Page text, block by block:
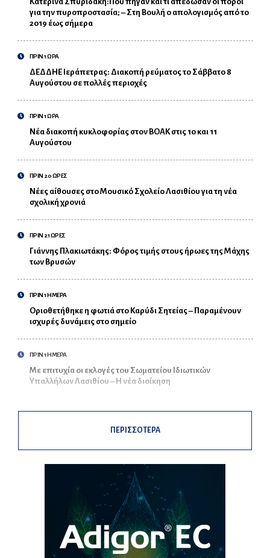
για την πυροπροστασία; – Στη Βουλή ο απολογισμός από το
2019 έως σήμερα
ΠΡΙΝ 1 ΩΡΑ
ΔΕΔΔΗΕ Ιεράπετρας: Διακοπή ρεύματος το Σάββατο 8
Αυγούστου σε πολλές περιοχές
ΠΡΙΝ 1 ΩΡΑ
Νέα διακοπή κυκλοφορίας στον ΒΟΑΚ στις 10 και 11
Αυγούστου
ΠΡΙΝ 20 ΩΡΕΣ
Νέες αίθουσες στο Μουσικό Σχολείο Λασιθίου για τη νέα
σχολική χρονιά
ΠΡΙΝ 21 ΩΡΕΣ
Γιάννης Πλακιωτάκης: Φόρος τιμής στους ήρωες της Μάχης
των Βρυσών
ΠΡΙΝ 1 ΗΜΕΡΑ
Οριοθετήθηκε η φωτιά στο Καρύδι Σητείας – Παραμένουν
ισχυρές δυνάμεις στο σημείο
ΠΡΙΝ 1 ΗΜΕΡΑ
Με επιτυχία οι εκλογές του Σωματείου Ιδιωτικών
Υπαλλήλων Λασιθίου – Η νέα διοίκηση
ΠΕΡΙΣΣΟΤΕΡΑ